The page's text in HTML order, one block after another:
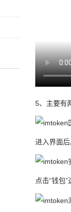
5、主要有
进入界面后
点击“钱包